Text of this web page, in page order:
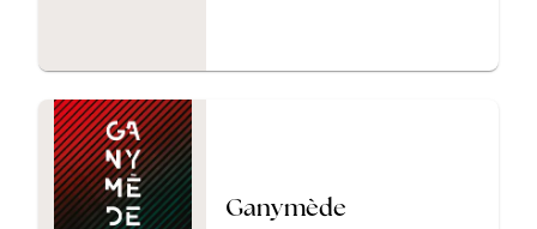
Ganymède